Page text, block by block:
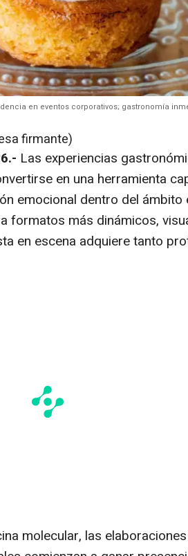
en eventos corporativos; gastronomía
firmante)
Las experiencias
en una herramienta
emocional dentro del ámbito
formatos más dinámicos,
en escena adquiere tanto
molecular, las